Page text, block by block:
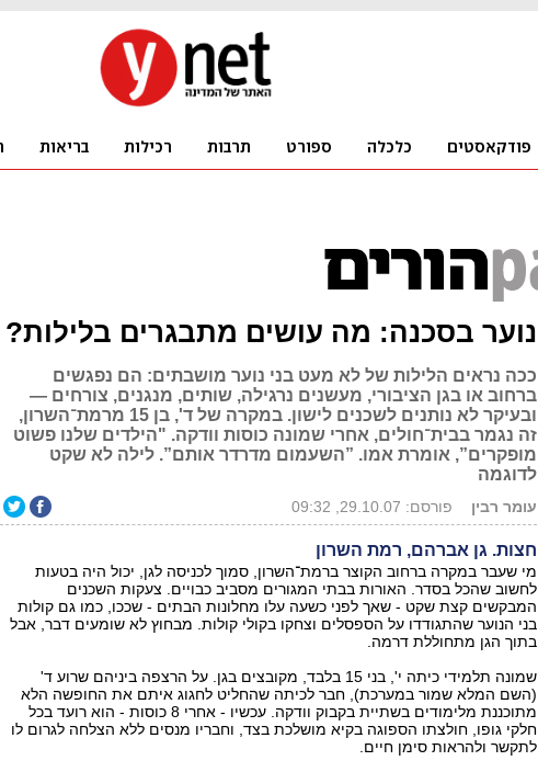
נוער בסכנה: מה עושים מתבגרים בלילות?
ככה נראים הלילות של לא מעט בני נוער מושבתים: הם נפגשים
ברחוב או בגן הציבורי, מעשנים נרגילה, שותים, מנגנים, צורחים —
ובעיקר לא נותנים לשכנים לישון. במקרה של ד‭,'‬ בן 15 מרמת־השרון,
זה נגמר בבית־חולים, אחרי שמונה כוסות וודקה. "הילדים שלנו פשוט
מופקרים‭,”‬ אומרת אמו. ”השעמום מדרדר אותם‭.”‬ לילה לא שקט
לדוגמה
עומר רבין פורסם: 29.10.07, 09:32
חצות. גן אברהם, רמת השרון
מי שעבר במקרה ברחוב הקוצר ברמת־השרון, סמוך לכניסה לגן, יכול היה בטעות
לחשוב שהכל בסדר. האורות בבתי המגורים מסביב כבויים. צעקות השכנים
המבקשים קצת שקט - שאך לפני כשעה עלו מחלונות הבתים - שככו, כמו גם קולות
בני הנוער שהתגודדו על הספסלים וצחקו בקולי קולות. מבחוץ לא שומעים דבר, אבל
בתוך הגן מתחוללת דרמה.
שמונה תלמידי כיתה י‭,'‬ בני 15 בלבד, מקובצים בגן. על הרצפה ביניהם שרוע ד'
(השם המלא שמור במערכת‭,(‬ חבר לכיתה שהחליט לחגוג איתם את החופשה הלא
מתוכננת מלימודים בשתיית בקבוק וודקה. עכשיו - אחרי 8 כוסות - הוא רועד בכל
חלקי גופו, חולצתו הספוגה בקיא מושלכת בצד, וחבריו מנסים ללא הצלחה לגרום לו
לתקשר ולהראות סימן חיים.